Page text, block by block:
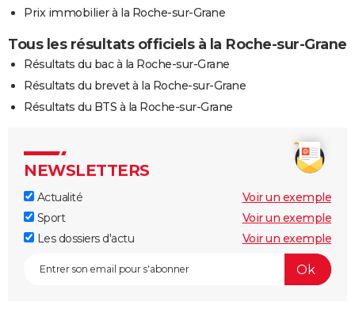
Prix immobilier à la Roche-sur-Grane
Tous les résultats officiels à la Roche-sur-Grane
Résultats du bac à la Roche-sur-Grane
Résultats du brevet à la Roche-sur-Grane
Résultats du BTS à la Roche-sur-Grane
NEWSLETTERS
Actualité
Voir un exemple
Sport
Voir un exemple
Les dossiers d'actu
Voir un exemple